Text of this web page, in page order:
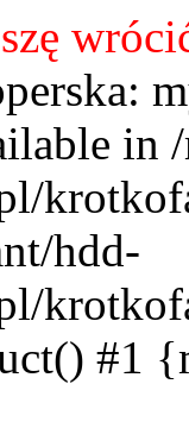
in
hdd-
#1